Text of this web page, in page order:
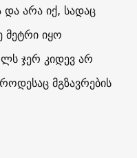
არა იქ, სადაც
მეტრი იყო
ჯერ კიდევ არ
მგზავრების